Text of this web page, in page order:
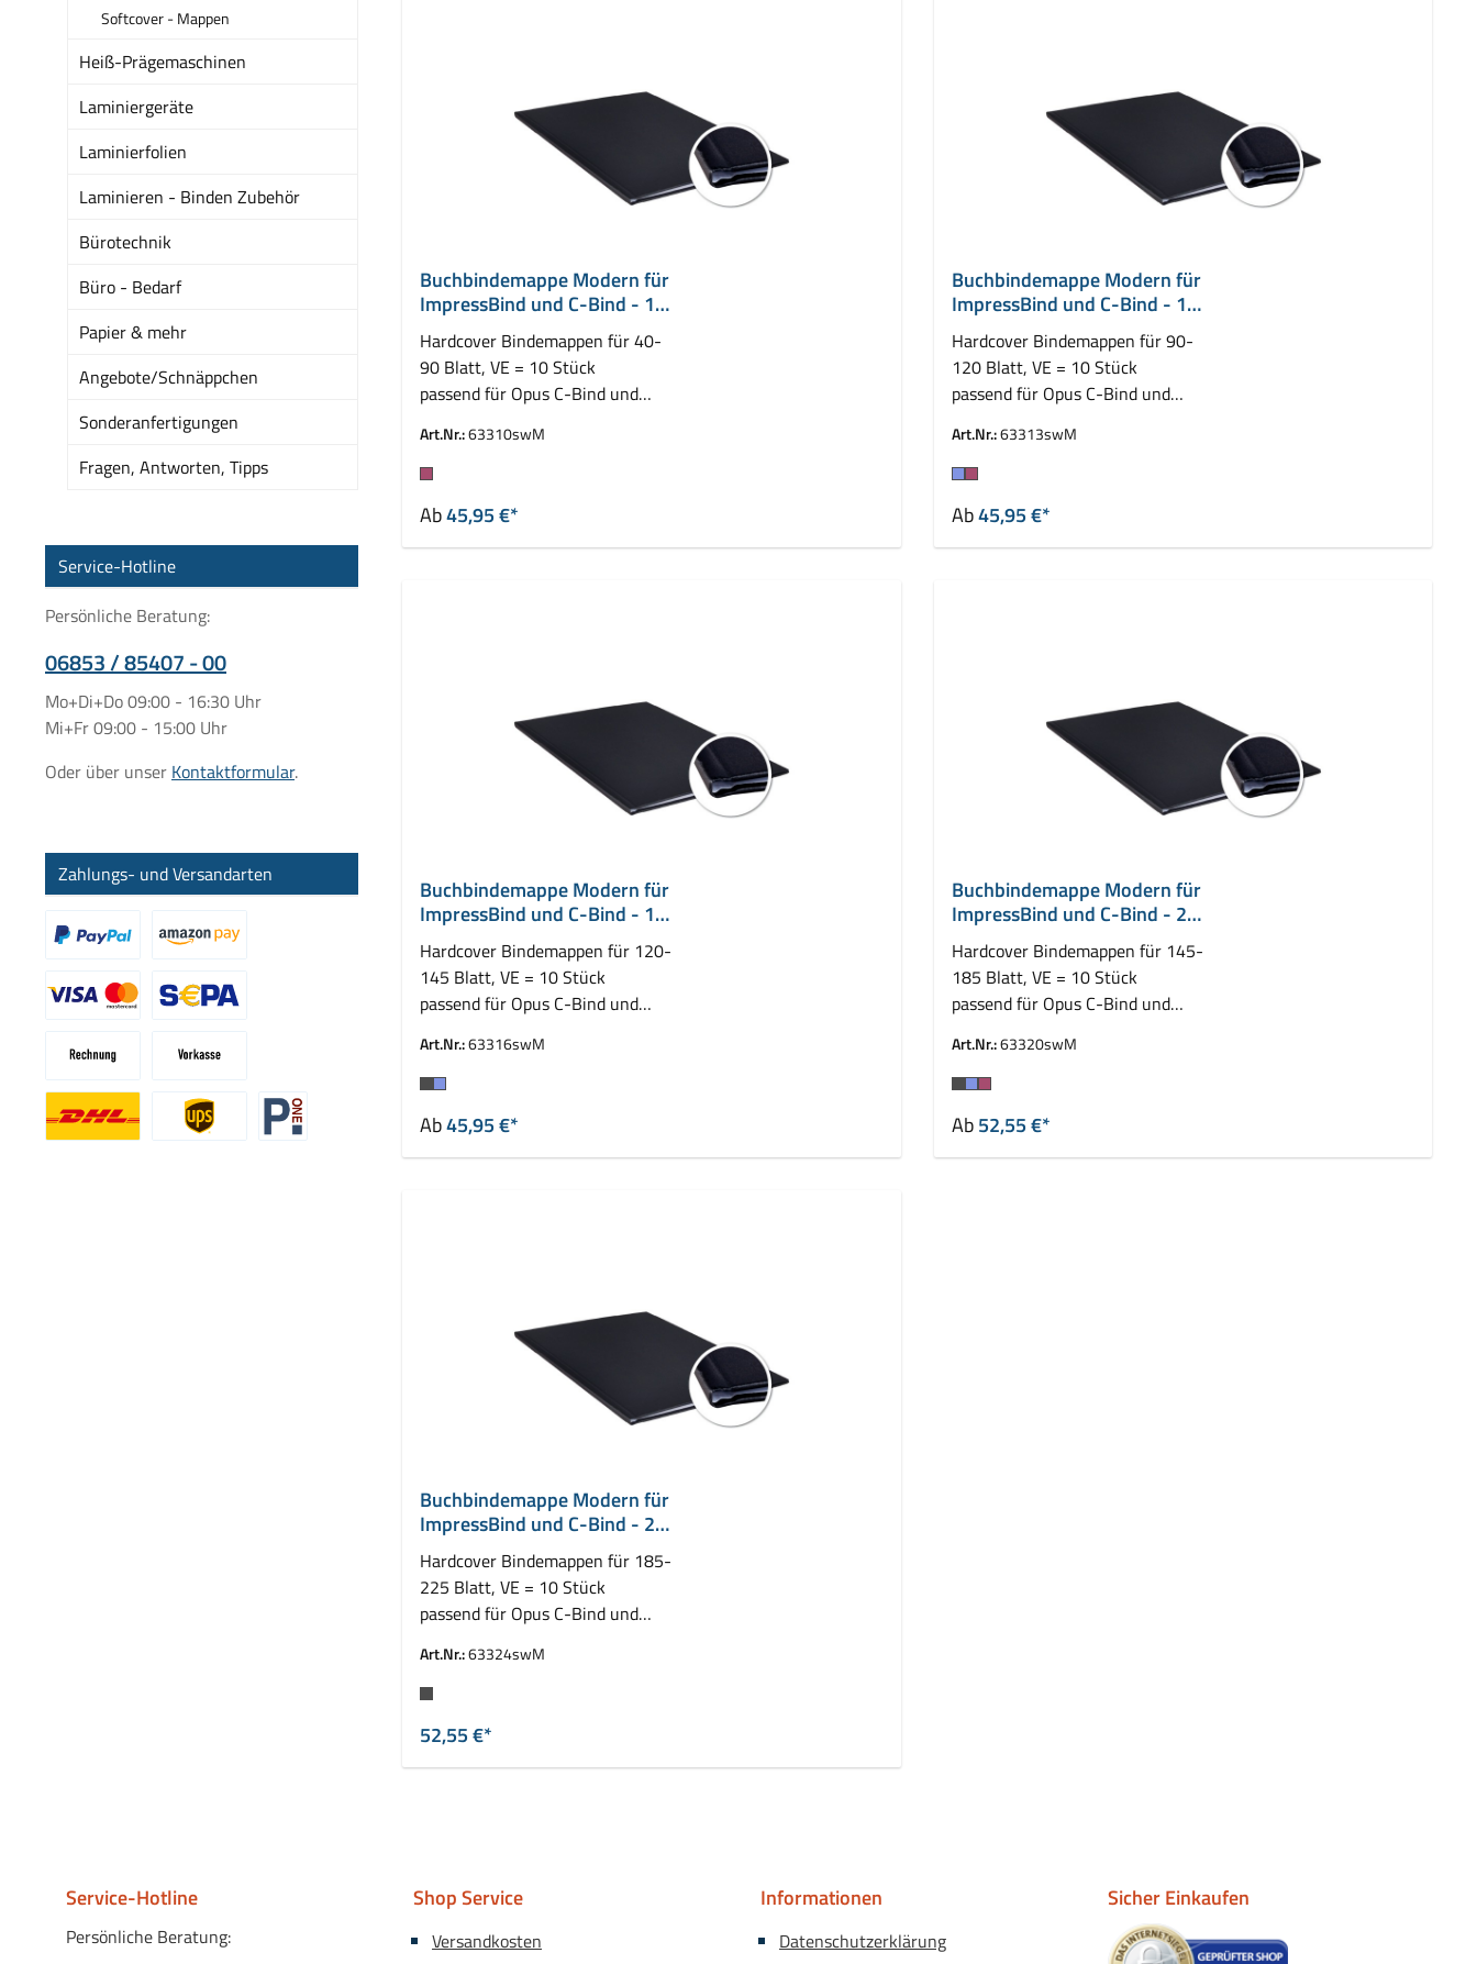
Softcover - Mappen
Heiß-Prägemaschinen
Laminiergeräte
Laminierfolien
Laminieren - Binden Zubehör
Bürotechnik
Büro - Bedarf
Papier & mehr
Angebote/Schnäppchen
Sonderanfertigungen
Fragen, Antworten, Tipps
Service-Hotline
Persönliche Beratung:
06853 / 85407 - 00
Mo+Di+Do 09:00 - 16:30 Uhr
Mi+Fr 09:00 - 15:00 Uhr
Oder über unser Kontaktformular.
Zahlungs- und Versandarten
Benutzerdefiniertes Bild 3
Buchbindemappe Modern für
ImpressBind und C-Bind - 10
mm
Hardcover Bindemappen für 40-
90 Blatt, VE = 10 Stück
passend für Opus C-Bind und
Art.Nr.:63310swM
Farbe
Ab45,95 €*
Buchbindemappe Modern für
ImpressBind und C-Bind - 13
mm
Hardcover Bindemappen für 90-
120 Blatt, VE = 10 Stück
passend für Opus C-Bind und
Art.Nr.:63313swM
Farbe
Ab45,95 €*
Buchbindemappe Modern für
ImpressBind und C-Bind - 16
mm
Hardcover Bindemappen für 120-
145 Blatt, VE = 10 Stück
passend für Opus C-Bind und
Art.Nr.:63316swM
Farbe
Ab45,95 €*
Buchbindemappe Modern für
ImpressBind und C-Bind - 20
mm
Hardcover Bindemappen für 145-
185 Blatt, VE = 10 Stück
passend für Opus C-Bind und
Art.Nr.:63320swM
Farbe
Ab52,55 €*
Buchbindemappe Modern für
ImpressBind und C-Bind - 24
mm
Hardcover Bindemappen für 185-
225 Blatt, VE = 10 Stück
passend für Opus C-Bind und
Art.Nr.:63324swM
Farbe
52,55 €*
Service-Hotline
Persönliche Beratung:
Shop Service
Versandkosten
Informationen
Datenschutzerklärung
Sicher Einkaufen